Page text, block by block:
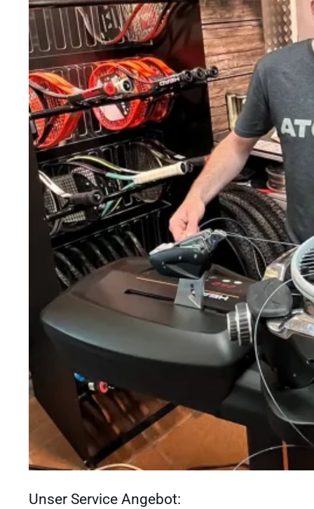
Unser Service Angebot: